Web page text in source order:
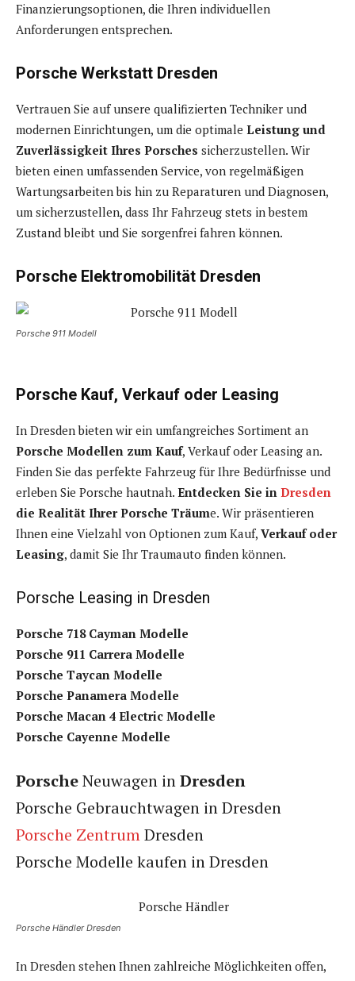
Finanzierungsoptionen, die Ihren individuellen
Anforderungen entsprechen.
Porsche Werkstatt Dresden
Vertrauen Sie auf unsere qualifizierten Techniker und
modernen Einrichtungen, um die optimale Leistung und
Zuverlässigkeit Ihres Porsches sicherzustellen. Wir
bieten einen umfassenden Service, von regelmäßigen
Wartungsarbeiten bis hin zu Reparaturen und Diagnosen,
um sicherzustellen, dass Ihr Fahrzeug stets in bestem
Zustand bleibt und Sie sorgenfrei fahren können.
Porsche Elektromobilität Dresden
Porsche 911 Modell
Porsche Kauf, Verkauf oder Leasing
In Dresden bieten wir ein umfangreiches Sortiment an
Porsche Modellen zum Kauf, Verkauf oder Leasing an.
Finden Sie das perfekte Fahrzeug für Ihre Bedürfnisse und
erleben Sie Porsche hautnah. Entdecken Sie in Dresden
die Realität Ihrer Porsche Träume. Wir präsentieren
Ihnen eine Vielzahl von Optionen zum Kauf, Verkauf oder
Leasing, damit Sie Ihr Traumauto finden können.
Porsche Leasing in Dresden
Porsche 718 Cayman Modelle
Porsche 911 Carrera Modelle
Porsche Taycan Modelle
Porsche Panamera Modelle
Porsche Macan 4 Electric Modelle
Porsche Cayenne Modelle
PorscheNeuwagen inDresden
Porsche Gebrauchtwagen in Dresden
Porsche ZentrumDresden
Porsche Modelle kaufen in Dresden
Porsche Händler Dresden
In Dresden stehen Ihnen zahlreiche Möglichkeiten offen,